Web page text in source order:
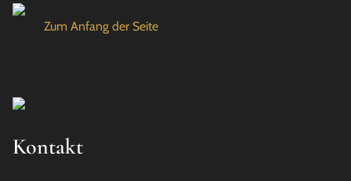
Zum Anfang der Seite
Kontakt